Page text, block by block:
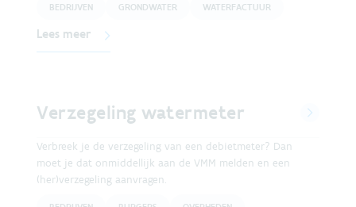
BEDRIJVEN GRONDWATER WATERFACTUUR
Lees meer
Verzegeling watermeter
Verbreek je de verzegeling van een debietmeter? Dan
moet je dat onmiddellijk aan de VMM melden en een
(her)verzegeling aanvragen.